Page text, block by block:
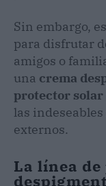
Sin embargo,
para disfrutar
amigos o
una crema
protector solar
las
externos.
La línea